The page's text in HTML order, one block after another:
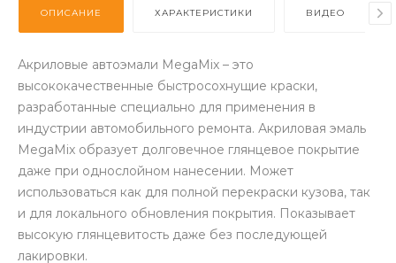
ОПИСАНИЕ ХАРАКТЕРИСТИКИ ВИДЕО
Акриловые автоэмали MegaMix – это
высококачественные быстросохнущие краски,
разработанные специально для применения в
индустрии автомобильного ремонта. Акриловая эмаль
MegaMix образует долговечное глянцевое покрытие
даже при однослойном нанесении. Может
использоваться как для полной перекраски кузова, так
и для локального обновления покрытия. Показывает
высокую глянцевитость даже без последующей
лакировки.